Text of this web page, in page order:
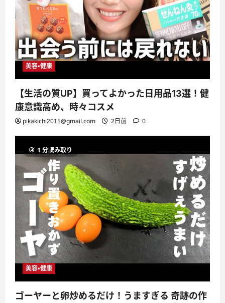
美容・健康
【生活の質UP】買ってよかった日用品13選！健
康意識高め、時々コスメ
pikakichi2015@gmail.com 2日前 0
1 分読み取り
美容・健康
ゴーヤーと卵炒めるだけ！うますぎる 奇跡の作